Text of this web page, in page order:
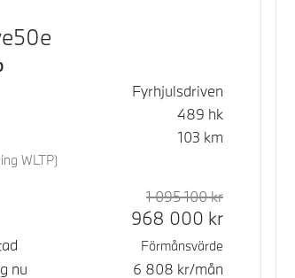
Fyrhjulsdriven
489 hk
WLTP)
103 km
nu
Rek. ord pris
1 095 100krKontantpris
968 000 kr
Förmånsvärde
6 808 kr/mån